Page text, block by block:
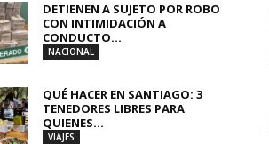
DETIENEN A SUJETO POR ROBO
CON INTIMIDACIÓN A
CONDUCTO...
NACIONAL
QUÉ HACER EN SANTIAGO: 3
TENEDORES LIBRES PARA
QUIENES...
VIAJES